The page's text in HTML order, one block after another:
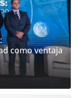
como ventaja